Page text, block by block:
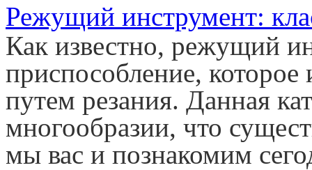
Режущий инструмент:
Как известно, режущий
приспособление, которое
путем резания. Данная
многообразии, что
мы вас и познакомим